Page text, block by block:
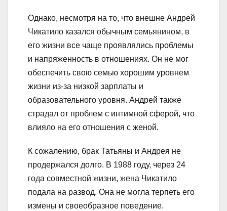
Однако, несмотря на то, что внешне Андрей
Чикатило казался обычным семьянином, в
его жизни все чаще проявлялись проблемы
и напряженность в отношениях. Он не мог
обеспечить свою семью хорошим уровнем
жизни из-за низкой зарплаты и
образовательного уровня. Андрей также
страдал от проблем с интимной сферой, что
влияло на его отношения с женой.
К сожалению, брак Татьяны и Андрея не
продержался долго. В 1988 году, через 24
года совместной жизни, жена Чикатило
подала на развод. Она не могла терпеть его
измены и своеобразное поведение.